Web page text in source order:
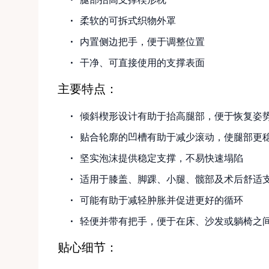
柔软的可拆式织物外罩
内置侧边把手，便于调整位置
干净、可直接使用的支撑表面
主要特点：
倾斜楔形设计有助于抬高腿部，便于恢复姿
贴合轮廓的凹槽有助于减少滚动，使腿部更
坚实泡沫提供稳定支撑，不易快速塌陷
适用于膝盖、脚踝、小腿、髋部及术后舒适
可能有助于减轻肿胀并促进更好的循环
轻便并带有把手，便于在床、沙发或躺椅之
贴心细节：